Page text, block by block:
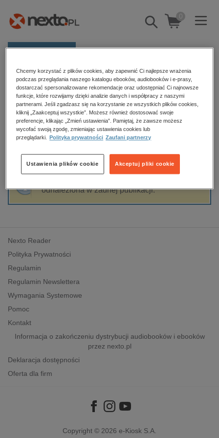
Pokaż/schowaj
wyszukiwarkę
0
Kategorie
Zobacz wszystkie E-prasa
budownictwo, aranżacja wnętrz
biznesowe, branżowe, gospodarka
dzienniki
edukacja
hobby, sport, rozrywka
komputery, internet, technologie, informatyka
polityka, społeczno-informacyjne
psychologiczne
inne
popularno-naukowe
historia
Strona główna Darynda Jones
Darynda Jones
Sortowanie Filtrowanie
odnaleziona w żadnej publikacji.
Nexto Reader
Polityka Prywatności
Regulamin
Regulamin Newslettera
Wymagania Systemowe
Pomoc
Kontakt
Informacja o zakończeniu dystrybucji audiobooków i ebooków
przez nexto.pl
Deklaracja dostępności
Oferta dla firm
Copyright © 2026 e-Kiosk S.A.
Chcemy korzystać z plików cookies, aby zapewnić Ci najlepsze wrażenia
podczas przeglądania naszego katalogu ebooków, audiobooków i e-prasy,
dostarczać spersonalizowane rekomendacje oraz udostępniać Ci najnowsze
funkcje, które rozwijamy dzięki analizie danych i współpracy z naszymi
partnerami. Jeśli zgadzasz się na korzystanie ze wszystkich plików cookies,
kliknij „Zaakceptuj wszystkie”. Możesz również dostosować swoje
preferencje, klikając „Zmień ustawienia”. Pamiętaj, że zawsze możesz
wycofać swoją zgodę, zmieniając ustawienia cookies lub
przeglądarki.
Polityka prywatności Zaufani partnerzy
Akceptuj pliki cookie
Ustawienia plików cookie